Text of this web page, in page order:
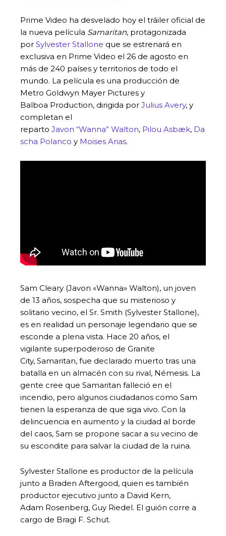
Prime Video ha desvelado hoy el tráiler oficial de
la nueva película Samaritan, protagonizada
por Sylvester Stallone que se estrenará en
exclusiva en Prime Video el 26 de agosto en
más de 240 países y territorios de todo el
mundo. La película es una producción de
Metro Goldwyn Mayer Pictures y
Balboa Production, dirigida por Julius Avery, y
completan el
reparto Javon “Wanna” Walton, Pilou Asbæk, Da
scha Polanco y Moises Arias.
Sam Cleary (Javon «Wanna» Walton), un joven
de 13 años, sospecha que su misterioso y
solitario vecino, el Sr. Smith (Sylvester Stallone),
es en realidad un personaje legendario que se
esconde a plena vista. Hace 20 años, el
vigilante superpoderoso de Granite
City, Samaritan, fue declarado muerto tras una
batalla en un almacén con su rival, Némesis. La
gente cree que Samaritan falleció en el
incendio, pero algunos ciudadanos como Sam
tienen la esperanza de que siga vivo. Con la
delincuencia en aumento y la ciudad al borde
del caos, Sam se propone sacar a su vecino de
su escondite para salvar la ciudad de la ruina.
Sylvester Stallone es productor de la película
junto a Braden Aftergood, quien es también
productor ejecutivo junto a David Kern,
Adam Rosenberg, Guy Riedel. El guión corre a
cargo de Bragi F. Schut.